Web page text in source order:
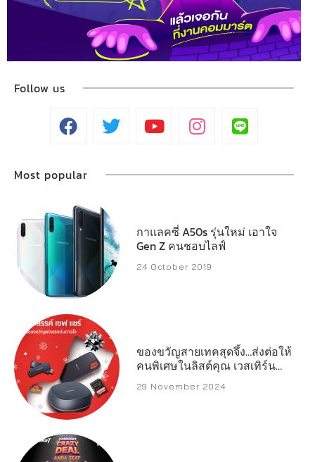
Follow us
Most popular
กาแลคซี่ A50s รุ่นใหม่ เอาใจ
Gen Z คนชอบไลฟ์
24 October 2019
ของขวัญสายเทคสุดจึ้ง…ส่งต่อให้
คนพิเศษในลิสต์คุณ เวสเทิร์น
ดิจิตอล เปิดลิสต์สตอเรจ
ประสิทธิภาพสูงที่พร้อมเสริ์ฟทุก
29 November 2024